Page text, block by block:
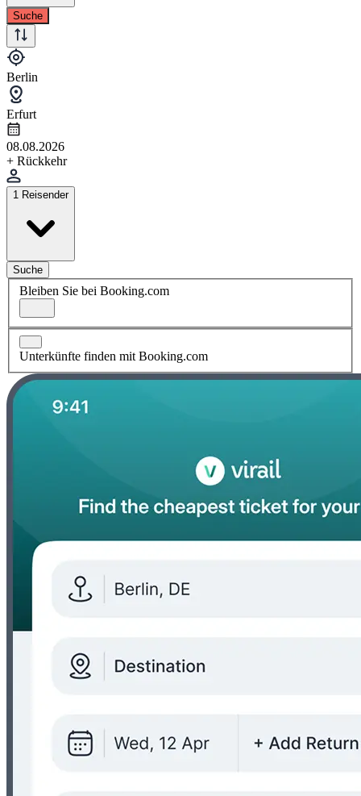
Suche
Berlin
Erfurt
08.08.2026
+ Rückkehr
1 Reisender
Suche
Bleiben Sie bei Booking.com
Unterkünfte finden mit Booking.com